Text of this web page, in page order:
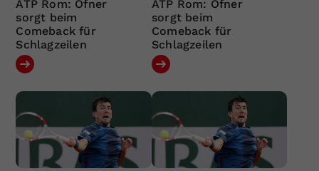
ATP Rom: Ofner
sorgt beim
Comeback für
Schlagzeilen
ATP Rom: Ofner
sorgt beim
Comeback für
Schlagzeilen